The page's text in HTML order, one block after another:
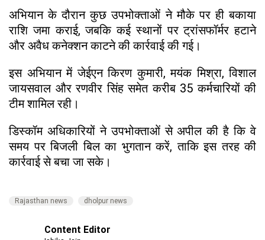
अभियान के दौरान कुछ उपभोक्ताओं ने मौके पर ही बकाया
राशि जमा कराई, जबकि कई स्थानों पर ट्रांसफॉर्मर हटाने
और अवैध कनेक्शन काटने की कार्रवाई की गई।
इस अभियान में जेईएन किरण कुमारी, मयंक मिश्रा, विशाल
जायसवाल और रणवीर सिंह समेत करीब 35 कर्मचारियों की
टीम शामिल रही।
डिस्कॉम अधिकारियों ने उपभोक्ताओं से अपील की है कि वे
समय पर बिजली बिल का भुगतान करें, ताकि इस तरह की
कार्रवाई से बचा जा सके।
Rajasthan news dholpur news
Content Editor